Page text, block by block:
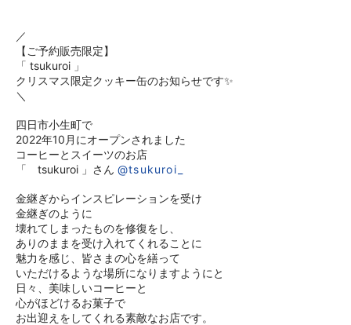
／
【ご予約販売限定】
「 tsukuroi 」
クリスマス限定クッキー缶のお知らせです✨
＼
四日市小生町で
2022年10月にオープンされました
コーヒーとスイーツのお店
「 tsukuroi 」さん @tsukuroi_
金継ぎからインスピレーションを受け
金継ぎのように
壊れてしまったものを修復をし、
ありのままを受け入れてくれることに
魅力を感じ、皆さまの心を繕って
いただけるような場所になりますようにと
日々、美味しいコーヒーと
心がほどけるお菓子で
お出迎えをしてくれる素敵なお店です。